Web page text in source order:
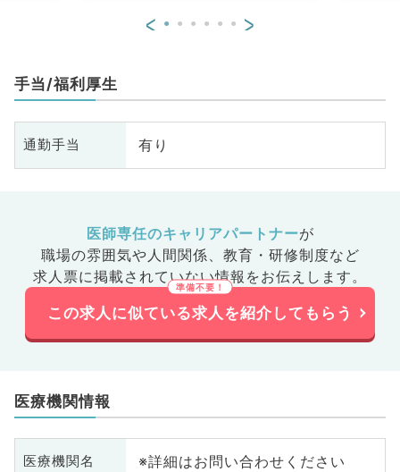
< >
手当/福利厚生
通勤手当 有り
医師専任のキャリアパートナーが
職場の雰囲気や人間関係、 教育・研修制度など
求人票に掲載されていない情報をお伝えします。
この求人に似ている求人を紹介してもらう
医療機関情報
医療機関名 ※詳細はお問い合わせください